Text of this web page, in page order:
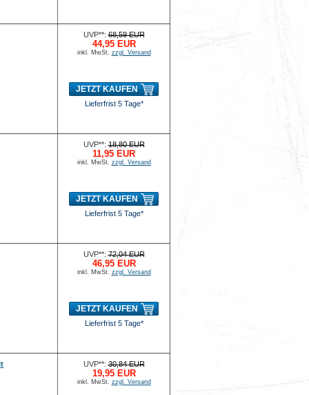
UVP**:68,59 EUR
44,95 EUR
inkl. MwSt. zzgl. Versand
JETZT KAUFEN
Lieferfrist 5 Tage*
UVP**:18,80 EUR
11,95 EUR
inkl. MwSt. zzgl. Versand
JETZT KAUFEN
Lieferfrist 5 Tage*
UVP**:72,04 EUR
46,95 EUR
inkl. MwSt. zzgl. Versand
JETZT KAUFEN
Lieferfrist 5 Tage*
UVP**:30,84 EUR
19,95 EUR
inkl. MwSt. zzgl. Versand